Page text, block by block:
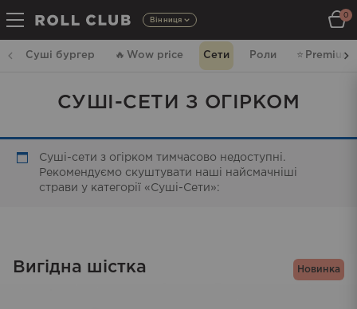
Вінниця
0
Суші бургер 🔥 Wow price Сети Роли ⭐️ Premium
СУШІ-СЕТИ З ОГІРКОМ
Суші-сети з огірком тимчасово недоступні.
Рекомендуємо скуштувати наші найсмачніші
страви у категорії «Суші-Сети»:
Новинка
Вигідна шістка